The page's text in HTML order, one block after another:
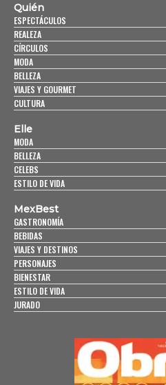
Quién
ESPECTÁCULOS
REALEZA
CÍRCULOS
MODA
BELLEZA
VIAJES Y GOURMET
CULTURA
Elle
MODA
BELLEZA
CELEBS
ESTILO DE VIDA
MexBest
GASTRONOMÍA
BEBIDAS
VIAJES Y DESTINOS
PERSONAJES
BIENESTAR
ESTILO DE VIDA
JURADO